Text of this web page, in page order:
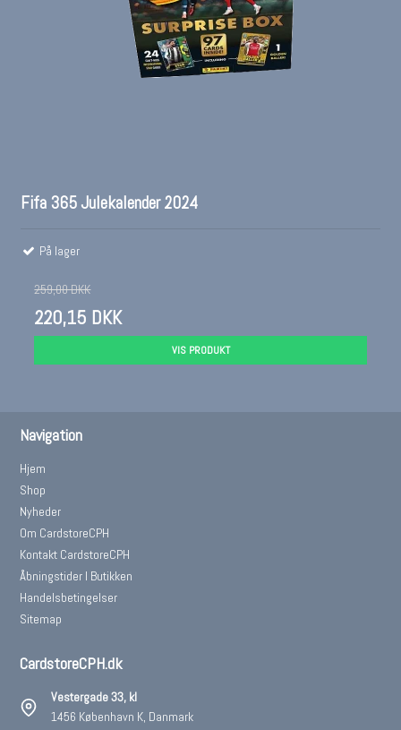
Fifa 365 Julekalender 2024
På lager
259,00 DKK
220,15 DKK
VIS PRODUKT
Navigation
Hjem
Shop
Nyheder
Om CardstoreCPH
Kontakt CardstoreCPH
Åbningstider I Butikken
Handelsbetingelser
Sitemap
CardstoreCPH.dk
Vestergade 33, kl
1456 København K, Danmark